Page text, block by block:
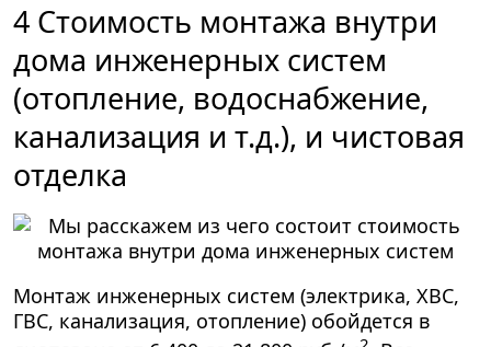
4 Стоимость монтажа внутри
дома инженерных систем
(отопление, водоснабжение,
канализация и т.д.), и чистовая
отделка
Монтаж инженерных систем (электрика, ХВС,
ГВС, канализация, отопление) обойдется в